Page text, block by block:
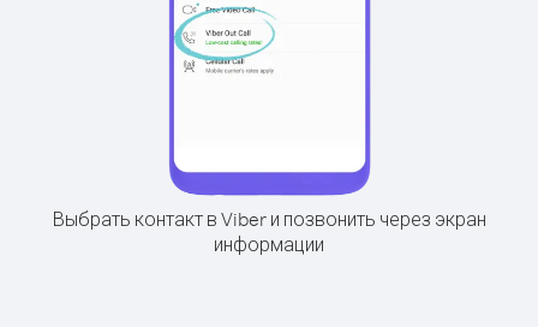
Выбрать контакт в Viber и позвонить через экран
информации